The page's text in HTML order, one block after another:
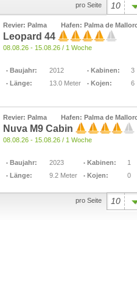
10
pro Seite
Revier: Palma Hafen: Palma de
Leopard 44
08.08.26 - 15.08.26 / 1 Woche
Baujahr:
2012
Länge:
13.0 Meter
Kabinen:
3
Kojen:
6
Revier: Palma Hafen: Palma de
Nuva M9 Cabin
08.08.26 - 15.08.26 / 1 Woche
Baujahr:
2023
Länge:
9.2 Meter
Kabinen:
1
Kojen:
0
10
pro Seite